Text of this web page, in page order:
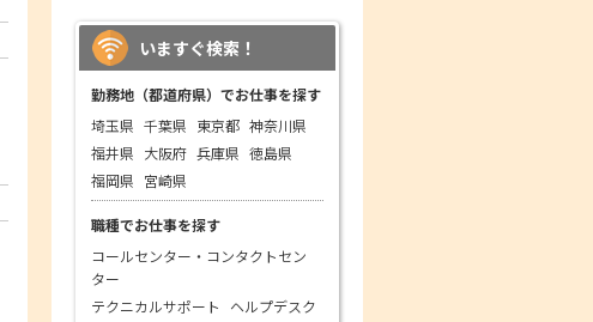
いますぐ検索！
勤務地（都道府県）でお仕事を探す
埼玉県 千葉県 東京都 神奈川県
福井県 大阪府 兵庫県 徳島県
福岡県 宮崎県
職種でお仕事を探す
コールセンター・コンタクトセン
ター
テクニカルサポート
ヘルプデスク